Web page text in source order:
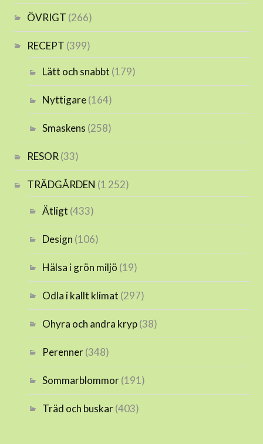
ÖVRIGT (266)
RECEPT (399)
Lätt och snabbt (179)
Nyttigare(164)
Smaskens (258)
RESOR (33)
TRÄDGÅRDEN (1 252)
Ätligt (433)
Design (106)
Hälsa i grön miljö (19)
Odla i kallt klimat (297)
Ohyra och andra kryp(38)
Perenner(348)
Sommarblommor(191)
Träd och buskar(403)